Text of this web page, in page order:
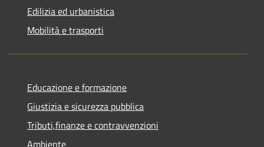
Edilizia ed urbanistica
Mobilità e trasporti
Educazione e formazione
Giustizia e sicurezza pubblica
Tributi,finanze e contravvenzioni
Ambiente